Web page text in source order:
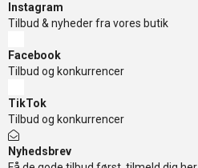
Instagram
Tilbud & nyheder fra vores butik
Facebook
Tilbud og konkurrencer
TikTok
Tilbud og konkurrencer
Nyhedsbrev